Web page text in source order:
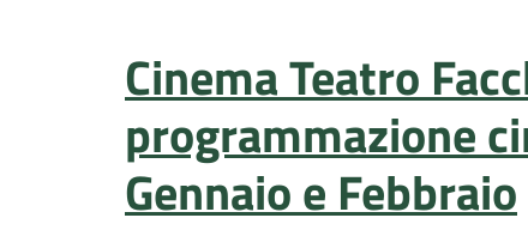
Cinema Teatro
programmazione
Gennaio e Febbraio